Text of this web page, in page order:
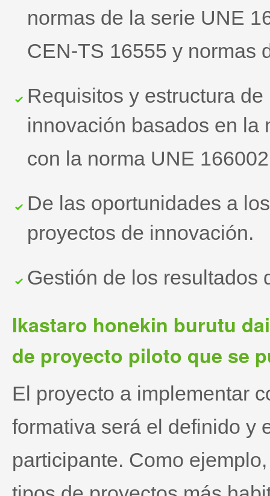
normas de la serie UNE
CEN-TS 16555 y normas
Requisitos y estructura
innovación basados en
con la norma UNE
De las oportunidades a
proyectos de innovación.
Gestión de los resultados
Ikastaro honekin burutu
de proyecto piloto que se
El proyecto a implementar
formativa será el definido y
participante. Como